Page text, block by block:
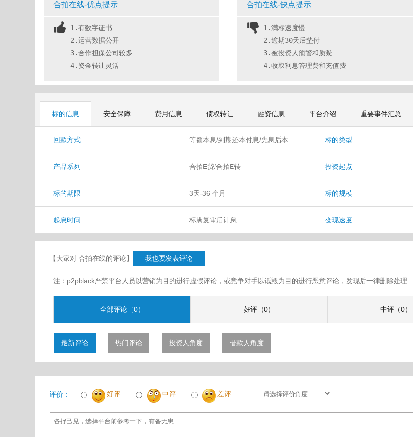
合拍在线-优点提示
1.有数字证书
2.运营数据公开
3.合作担保公司较多
4.资金转让灵活
合拍在线-缺点提示
1.满标速度慢
2.逾期30天后垫付
3.被投资人预警和质疑
4.收取利息管理费和充值费
标的信息 安全保障 费用信息 债权转让 融资信息 平台介绍 重要事件汇总
回款方式 等额本息/到期还本付息/先息后本 标的类型
产品系列 合拍E贷/合拍E转 投资起点
标的期限 3天-36 个月 标的规模
起息时间 标满复审后计息 变现速度
【大家对 合拍在线的评论】 我也要发表评论
注：p2pblack严禁平台人员以营销为目的进行虚假评论，或竞争对手以诋毁为目的进行恶意评论，发现后一律删除处理
全部评论（0） 好评（0） 中评（0）
最新评论 热门评论 投资人角度 借款人角度
评价： 好评 中评 差评